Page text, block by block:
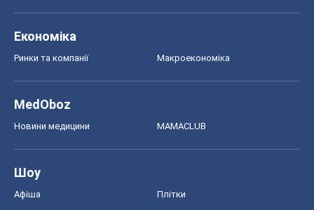
Економіка
Ринки та компанії Макроекономіка
MedOboz
Новини медицини MAMACLUB
Шоу
Афіша Плітки